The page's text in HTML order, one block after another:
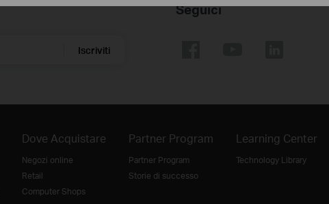
Iscriviti
Seguici
Dove Acquistare
Negozi online
Retail
Computer Shops
Partner Program
Partner Program
Storie di successo
Learning Center
Technology Library